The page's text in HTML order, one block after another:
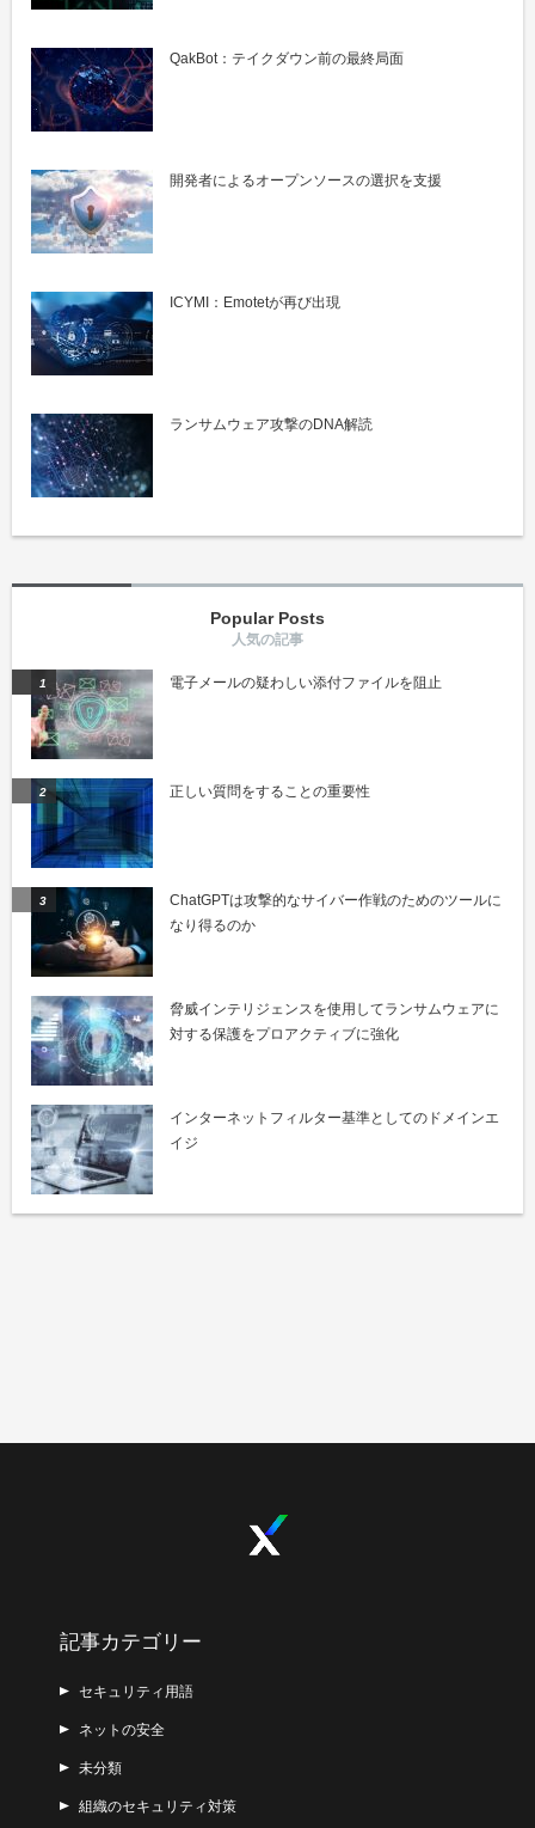
QakBot：テイクダウン前の最終局面
開発者によるオープンソースの選択を支援
ICYMI：Emotetが再び出現
ランサムウェア攻撃のDNA解読
Popular Posts
電子メールの疑わしい添付ファイルを阻止
正しい質問をすることの重要性
ChatGPTは攻撃的なサイバー作戦のためのツールに
なり得るのか
脅威インテリジェンスを使用してランサムウェアに
対する保護をプロアクティブに強化
インターネットフィルター基準としてのドメインエ
イジ
記事カテゴリー
セキュリティ用語
ネットの安全
未分類
組織のセキュリティ対策